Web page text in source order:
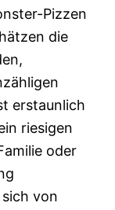
Pizzen
die
erstaunlich
riesigen
oder
von